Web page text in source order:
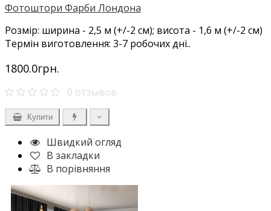
Фотоштори Фарби Лондона
Розмір: ширина - 2,5 м (+/-2 см); висота - 1,6 м (+/-2 см)
Термін виготовлення: 3-7 робочих дні..
1800.0грн.
0 отзывов
Купити
Швидкий огляд
В закладки
В порівняння